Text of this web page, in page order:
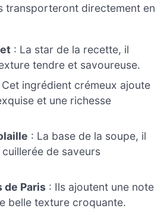
transporteront directement en
: La star de la recette, il
tendre et savoureuse.
Cet ingrédient crémeux ajoute
et une richesse
: La base de la soupe, il
de saveurs
de Paris : Ils ajoutent une note
belle texture croquante.